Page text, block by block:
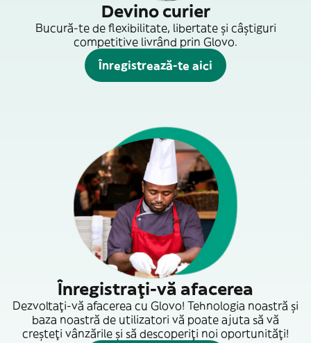
Devino curier
Bucură-te de flexibilitate, libertate și câștiguri
competitive livrând prin Glovo.
Înregistrează-te aici
Înregistrați-vă afacerea
Dezvoltați-vă afacerea cu Glovo! Tehnologia noastră și
baza noastră de utilizatori vă poate ajuta să vă
creșteți vânzările și să descoperiți noi oportunități!